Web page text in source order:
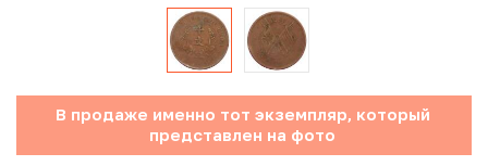
Античные и средневековые монеты
Наборы монет
Инвестиционные монеты
В продаже именно тот экземпляр, который
представлен на фото